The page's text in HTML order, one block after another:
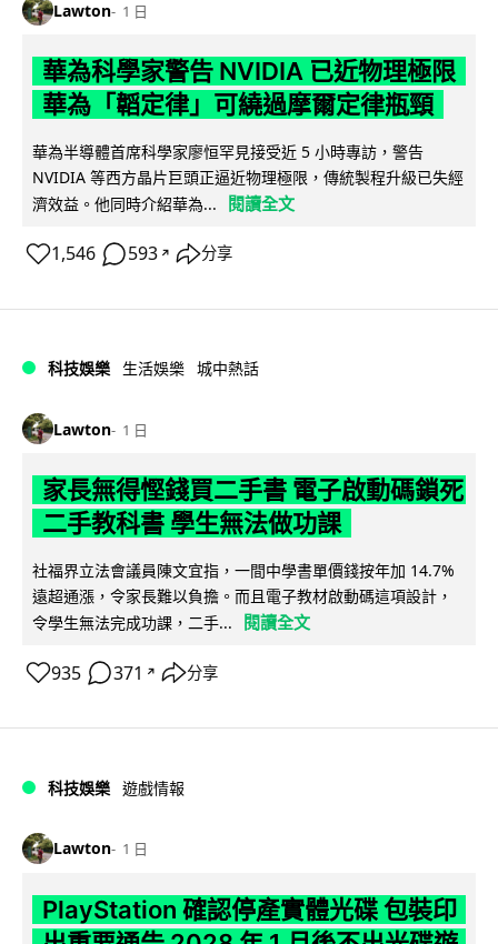
Lawton 1 日
華為科學家警告 NVIDIA 已近物理極限
華為「韜定律」可繞過摩爾定律瓶頸
華為半導體首席科學家廖恒罕見接受近 5 小時專訪，警告
NVIDIA 等西方晶片巨頭正逼近物理極限，傳統製程升級已失經
濟效益。他同時介紹華為...
閱讀全文
1,546 593 ↗ 分享
科技娛樂 生活娛樂 城中熱話
Lawton 1 日
家長無得慳錢買二手書 電子啟動碼鎖死
二手教科書 學生無法做功課
社福界立法會議員陳文宜指，一間中學書單價錢按年加 14.7%
遠超通漲，令家長難以負擔。而且電子教材啟動碼這項設計，
令學生無法完成功課，二手...
閱讀全文
935 371 ↗ 分享
科技娛樂 遊戲情報
Lawton 1 日
PlayStation 確認停產實體光碟 包裝印